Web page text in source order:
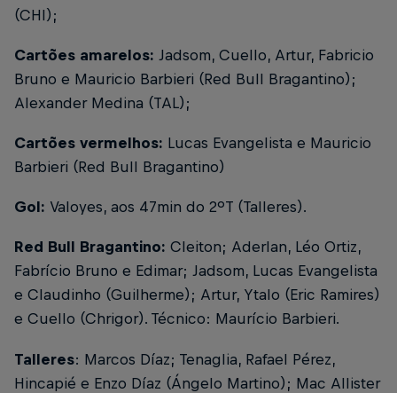
(CHI);
Cartões amarelos: Jadsom, Cuello, Artur, Fabricio
Bruno e Mauricio Barbieri (Red Bull Bragantino);
Alexander Medina (TAL);
Cartões vermelhos: Lucas Evangelista e Mauricio
Barbieri (Red Bull Bragantino)
Gol: Valoyes, aos 47min do 2ºT (Talleres).
Red Bull Bragantino: Cleiton; Aderlan, Léo Ortiz,
Fabrício Bruno e Edimar; Jadsom, Lucas Evangelista
e Claudinho (Guilherme); Artur, Ytalo (Eric Ramires)
e Cuello (Chrigor). Técnico: Maurício Barbieri.
Talleres: Marcos Díaz; Tenaglia, Rafael Pérez,
Hincapié e Enzo Díaz (Ángelo Martino); Mac Allister